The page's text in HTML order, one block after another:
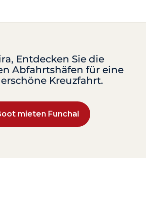
Entdecken Sie die
Abfahrtshäfen für eine
Kreuzfahrt.
mieten Funchal